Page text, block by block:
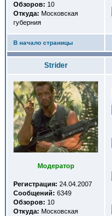
Обзоров: 10
Откуда: Московская
губерния
В начало страницы
Strider
Модератор
Регистрация: 24.04.2007
Сообщений: 6349
Обзоров: 10
Откуда: Московская